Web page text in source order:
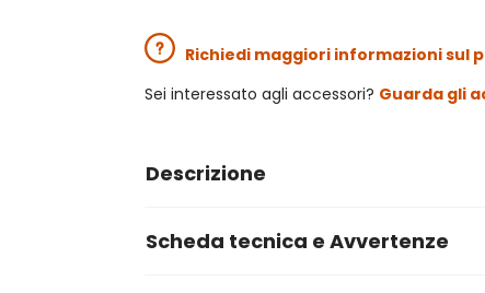
Richiedi maggiori informazioni sul
Sei interessato agli accessori? Guarda gli
Descrizione
Scheda tecnica e Avvertenze